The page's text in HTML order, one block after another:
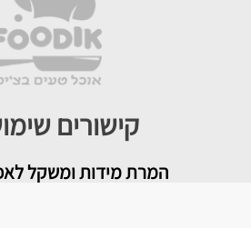
קישורים
המרת מידות ומשקל